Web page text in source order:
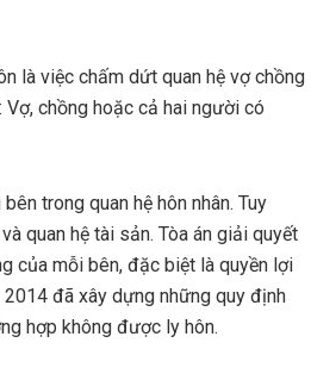
là việc chấm dứt quan hệ vợ chồng
chồng hoặc cả hai người có
trong quan hệ hôn nhân. Tuy
quan hệ tài sản. Tòa án giải quyết
của mỗi bên, đặc biệt là quyền lợi
đã xây dựng những quy định
hợp không được ly hôn.